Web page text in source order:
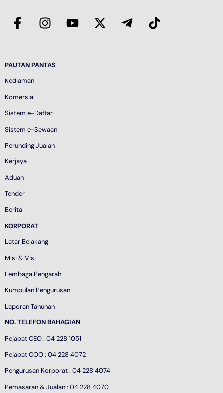
PAUTAN PANTAS
Kediaman
Komersial
Sistem e-Daftar
Sistem e-Sewaan
Perunding Jualan
Kerjaya
Aduan
Tender
Berita
KORPORAT
Latar Belakang
Misi & Visi
Lembaga Pengarah
Kumpulan Pengurusan
Laporan Tahunan
NO. TELEFON BAHAGIAN
Pejabat CEO : 04 228 1051
Pejabat COO : 04 228 4072
Pengurusan Korporat : 04 228 4074
Pemasaran & Jualan : 04 228 4070